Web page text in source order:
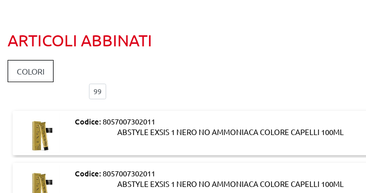
ARTICOLI ABBINATI
COLORI
Codice: 8057007302011
ABSTYLE EXSIS 1 NERO NO AMMONIACA COLORE CAPELLI 100ML
Codice: 8057007302011
ABSTYLE EXSIS 1 NERO NO AMMONIACA COLORE CAPELLI 100ML